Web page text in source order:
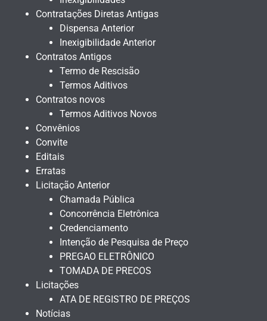
Contratações Diretas Antigas
Dispensa Anterior
Inexigibilidade Anterior
Contratos Antigos
Termo de Rescisão
Termos Aditivos
Contratos novos
Termos Aditivos Novos
Convênios
Convite
Editais
Erratas
Licitação Anterior
Chamada Pública
Concorrência Eletrônica
Credenciamento
Intenção de Pesquisa de Preço
PREGAO ELETRÔNICO
TOMADA DE PRECOS
Licitações
ATA DE REGISTRO DE PREÇOS
Notícias